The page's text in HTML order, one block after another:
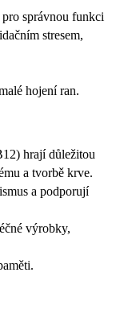
správnou funkci
stresem,
hojení ran.
hrají důležitou
a tvorbě krve.
a podporují
výrobky,